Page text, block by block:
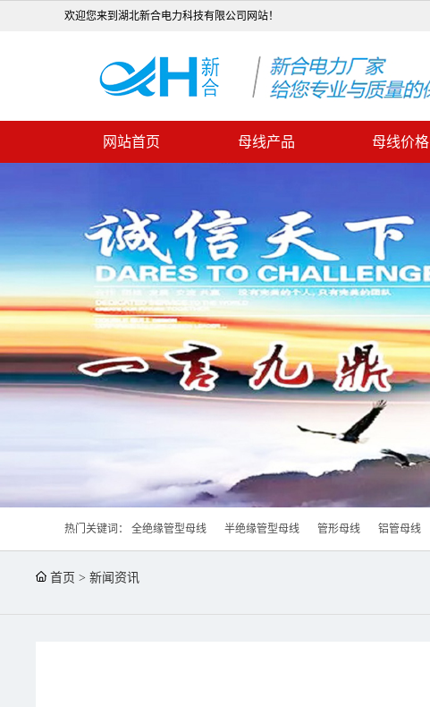
欢迎您来到湖北新合电力科技有限公司网站！
网站首页 母线产品 母线价格
热门关键词： 全绝缘管型母线 半绝缘管型母线 管形母线 铝管母线
首页 >新闻资讯